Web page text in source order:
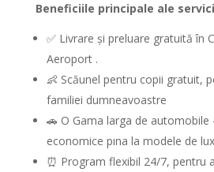
Beneficiile principale ale
✅ Livrare și preluare gratuită în
Aeroport .
👶 Scăunel pentru copii gratuit,
familiei dumneavoastre
🚗 O Gama larga de
economice pına la modele de lux
⏰ Program flexibil 24/7, pentru